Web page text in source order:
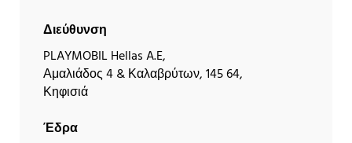
Διεύθυνση
PLAYMOBIL Hellas A.E,
Αμαλιάδος 4 & Καλαβρύτων, 145 64,
Κηφισιά
Έδρα